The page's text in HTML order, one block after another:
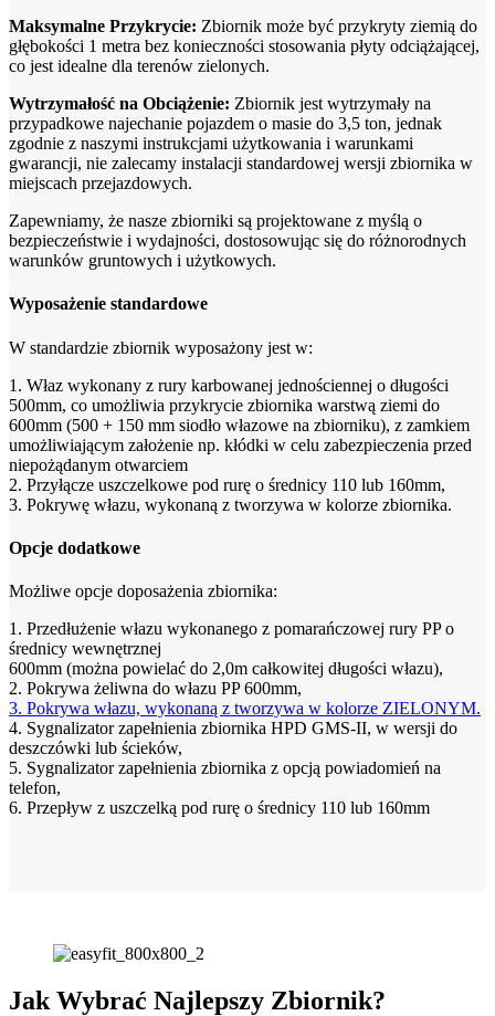
Maksymalne Przykrycie: Zbiornik może być przykryty ziemią do
głębokości 1 metra bez konieczności stosowania płyty odciążającej,
co jest idealne dla terenów zielonych.
Wytrzymałość na Obciążenie: Zbiornik jest wytrzymały na
przypadkowe najechanie pojazdem o masie do 3,5 ton, jednak
zgodnie z naszymi instrukcjami użytkowania i warunkami
gwarancji, nie zalecamy instalacji standardowej wersji zbiornika w
miejscach przejazdowych.
Zapewniamy, że nasze zbiorniki są projektowane z myślą o
bezpieczeństwie i wydajności, dostosowując się do różnorodnych
warunków gruntowych i użytkowych.
Wyposażenie standardowe
W standardzie zbiornik wyposażony jest w:
1. Właz wykonany z rury karbowanej jednościennej o długości
500mm, co umożliwia przykrycie zbiornika warstwą ziemi do
600mm (500 + 150 mm siodło włazowe na zbiorniku), z zamkiem
umożliwiającym założenie np. kłódki w celu zabezpieczenia przed
niepożądanym otwarciem
2. Przyłącze uszczelkowe pod rurę o średnicy 110 lub 160mm,
3. Pokrywę włazu, wykonaną z tworzywa w kolorze zbiornika.
Opcje dodatkowe
Możliwe opcje doposażenia zbiornika:
1. Przedłużenie włazu wykonanego z pomarańczowej rury PP o
średnicy wewnętrznej
600mm (można powielać do 2,0m całkowitej długości włazu),
2. Pokrywa żeliwna do włazu PP 600mm,
3. Pokrywa włazu, wykonaną z tworzywa w kolorze ZIELONYM.
4. Sygnalizator zapełnienia zbiornika HPD GMS-II, w wersji do
deszczówki lub ścieków,
5. Sygnalizator zapełnienia zbiornika z opcją powiadomień na
telefon,
6. Przepływ z uszczelką pod rurę o średnicy 110 lub 160mm
Jak Wybrać Najlepszy Zbiornik?